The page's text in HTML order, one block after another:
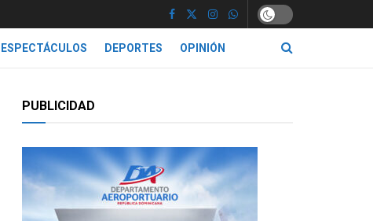
ESPECTÁCULOS DEPORTES OPINIÓN
PUBLICIDAD